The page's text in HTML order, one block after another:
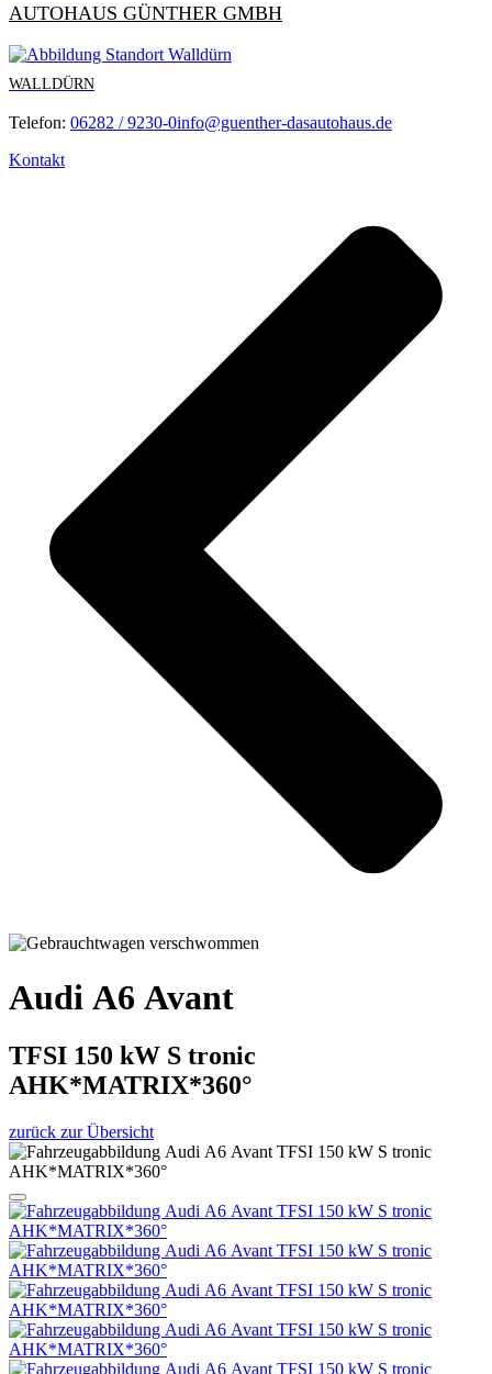
AUTOHAUS GÜNTHER GMBH
WALLDÜRN
Telefon: 06282 / 9230-0info@guenther-dasautohaus.de
Kontakt
Audi A6 Avant
TFSI 150 kW S tronic
AHK*MATRIX*360°
zurück zur Übersicht